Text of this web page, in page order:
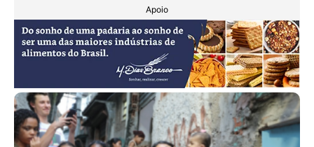
Apoio